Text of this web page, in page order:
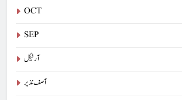
OCT
SEP
آرٹیکل
آصف نذیر